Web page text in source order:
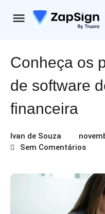
Conheça os
de software
financeira
Ivan de Souza
Sem Comentários